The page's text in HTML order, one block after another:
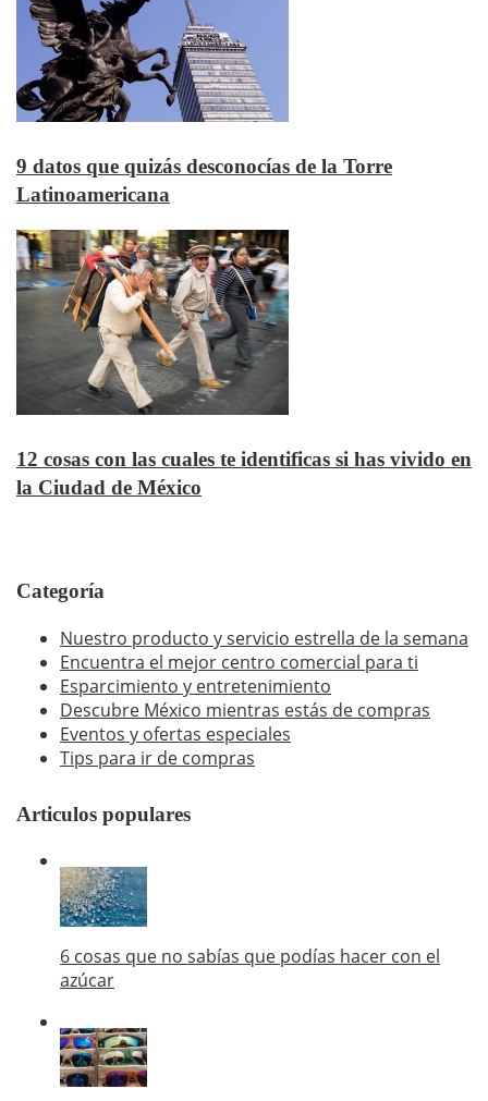
9 datos que quizás desconocías de la Torre
Latinoamericana
12 cosas con las cuales te identificas si has vivido en
la Ciudad de México
Categoría
Nuestro producto y servicio estrella de la semana
Encuentra el mejor centro comercial para ti
Esparcimiento y entretenimiento
Descubre México mientras estás de compras
Eventos y ofertas especiales
Tips para ir de compras
Articulos populares
6 cosas que no sabías que podías hacer con el
azúcar